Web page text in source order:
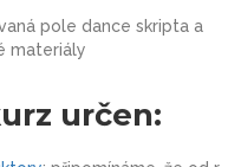
pole dance skripta a
materiály
určen: